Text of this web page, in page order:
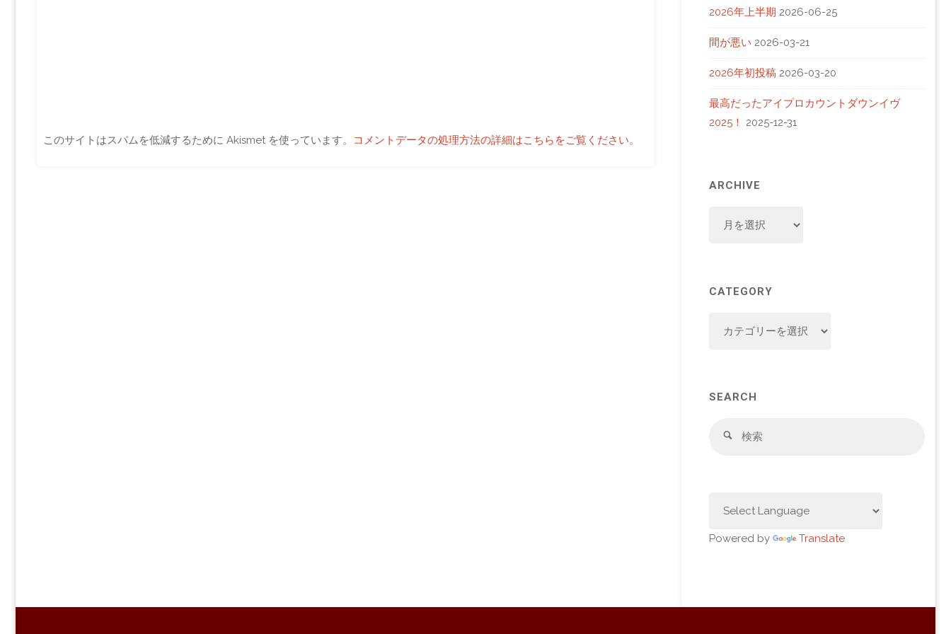
このサイトはスパムを低減するために Akismet を使っています。 コメントデータの処理方法の詳細はこちらをご覧ください。
2026年上半期 2026-06-25
間が悪い 2026-03-21
2026年初投稿 2026-03-20
最高だったアイプロカウントダウンイヴ
2025！
2025-12-31
ARCHIVE
CATEGORY
SEARCH
検
Powered by Translate